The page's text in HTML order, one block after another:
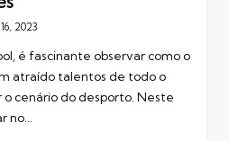
2023
é fascinante observar como o
atraído talentos de todo o
cenário do desporto. Neste
no…